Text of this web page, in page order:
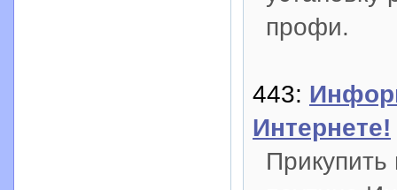
профи.
443:
Интернете!